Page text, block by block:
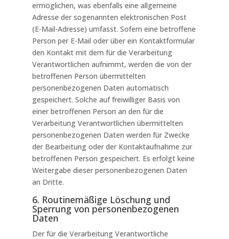
ermöglichen, was ebenfalls eine allgemeine
Adresse der sogenannten elektronischen Post
(E-Mail-Adresse) umfasst. Sofern eine betroffene
Person per E-Mail oder über ein Kontaktformular
den Kontakt mit dem für die Verarbeitung
Verantwortlichen aufnimmt, werden die von der
betroffenen Person übermittelten
personenbezogenen Daten automatisch
gespeichert. Solche auf freiwilliger Basis von
einer betroffenen Person an den für die
Verarbeitung Verantwortlichen übermittelten
personenbezogenen Daten werden für Zwecke
der Bearbeitung oder der Kontaktaufnahme zur
betroffenen Person gespeichert. Es erfolgt keine
Weitergabe dieser personenbezogenen Daten
an Dritte.
6. Routinemäßige Löschung und
Sperrung von personenbezogenen
Daten
Der für die Verarbeitung Verantwortliche